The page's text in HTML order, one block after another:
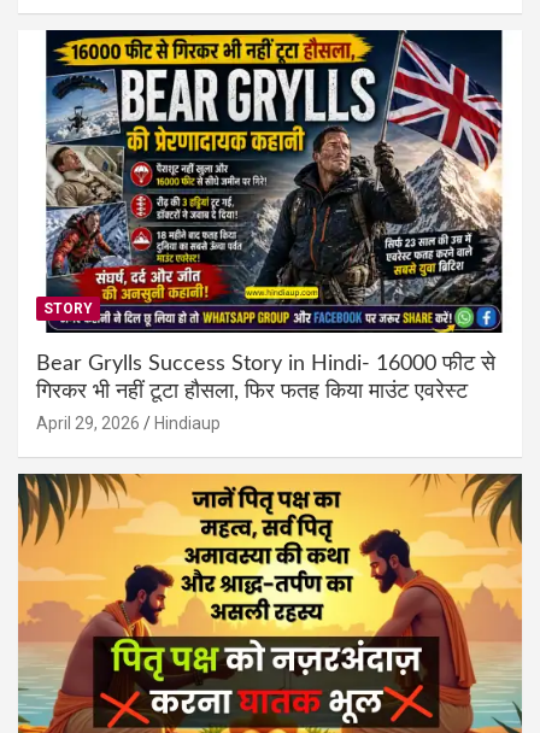
STORY
Bear Grylls Success Story in Hindi- 16000 फीट से
गिरकर भी नहीं टूटा हौसला, फिर फतह किया माउंट एवरेस्ट
April 29, 2026 Hindiaup